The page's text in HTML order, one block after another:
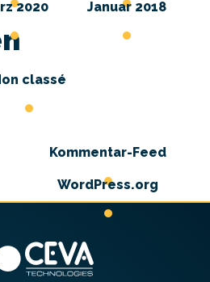
2020 Januar 2018
classé
Kommentar-Feed
WordPress.org